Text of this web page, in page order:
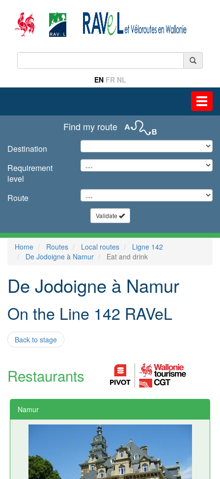
EN FR NL
Find my route
Destination
Requirement
level
Route
Validate
Home Routes Local routes
Ligne 142
De Jodoigne à Namur
Eat and drink
De Jodoigne à Namur
On the Line 142 RAVeL
Back to stage
Restaurants
Namur